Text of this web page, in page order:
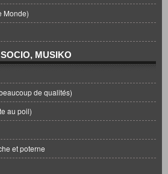
Monde)
MUSIKO
de qualités)
au poil)
et poterne